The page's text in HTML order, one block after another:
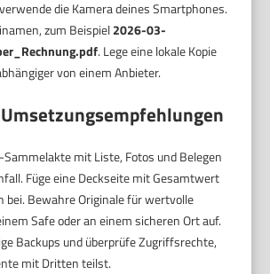
die Kamera deines Smartphones.
zum Beispiel2026-03-
. Lege eine lokale Kopie
von einem Anbieter.
Sammelakte mit Liste, Fotos und Belegen
Füge eine Deckseite mit Gesamtwert
bei. Bewahre Originale für wertvolle
Safe oder an einem sicheren Ort auf.
Backups und überprüfe Zugriffsrechte,
mit Dritten teilst.